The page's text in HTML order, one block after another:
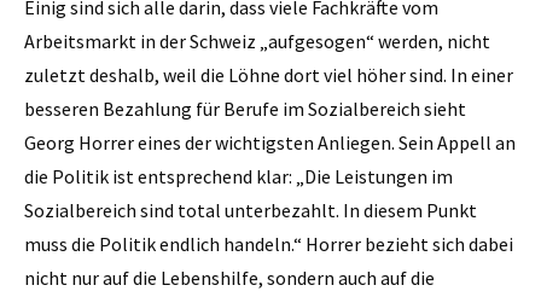
Einig sind sich alle darin, dass viele Fachkräfte vom
Arbeitsmarkt in der Schweiz „aufgesogen“ werden, nicht
zuletzt deshalb, weil die Löhne dort viel höher sind. In einer
besseren Bezahlung für Berufe im Sozialbereich sieht
Georg Horrer eines der wichtigsten Anliegen. Sein Appell an
die Politik ist entsprechend klar: „Die Leistungen im
Sozialbereich sind total unterbezahlt. In diesem Punkt
muss die Politik endlich handeln.“ Horrer bezieht sich dabei
nicht nur auf die Lebenshilfe, sondern auch auf die